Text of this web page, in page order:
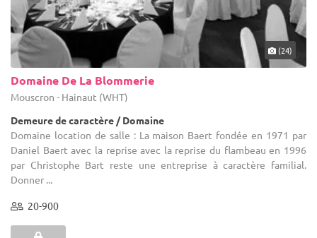
(24)
Domaine De La Blommerie
Mouscron - Hainaut (WHT)
Demeure de caractère / Domaine
Domaine location de salle : La maison Baert fondée en 1971 par
Daniel Baert avec la reprise avec la reprise du flambeau en 1996
par Christophe Bart reste une entreprise à caractère familial.
Donner ...
20-900